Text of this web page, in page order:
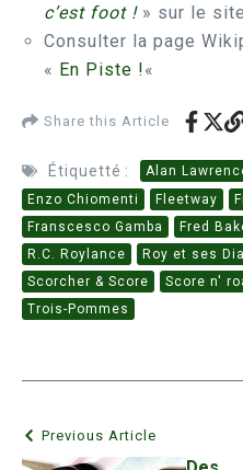
c’est foot !» sur le
Consulter la page
« En Piste !«
Share this Article
Étiquetté : Alan
Enzo Chiomenti
Fleetway
Franscesco Gamba
Fred
R.C. Roylance
Roy et ses
Scorcher & Score
Score n'
Trois-Pommes
Previous Article